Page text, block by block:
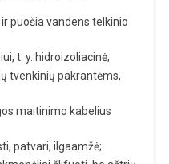
puošia vandens telkinio
t. y. hidroizoliacinė;
tvenkinių pakrantėms,
maitinimo kabelius
patvari, ilgaamžė;